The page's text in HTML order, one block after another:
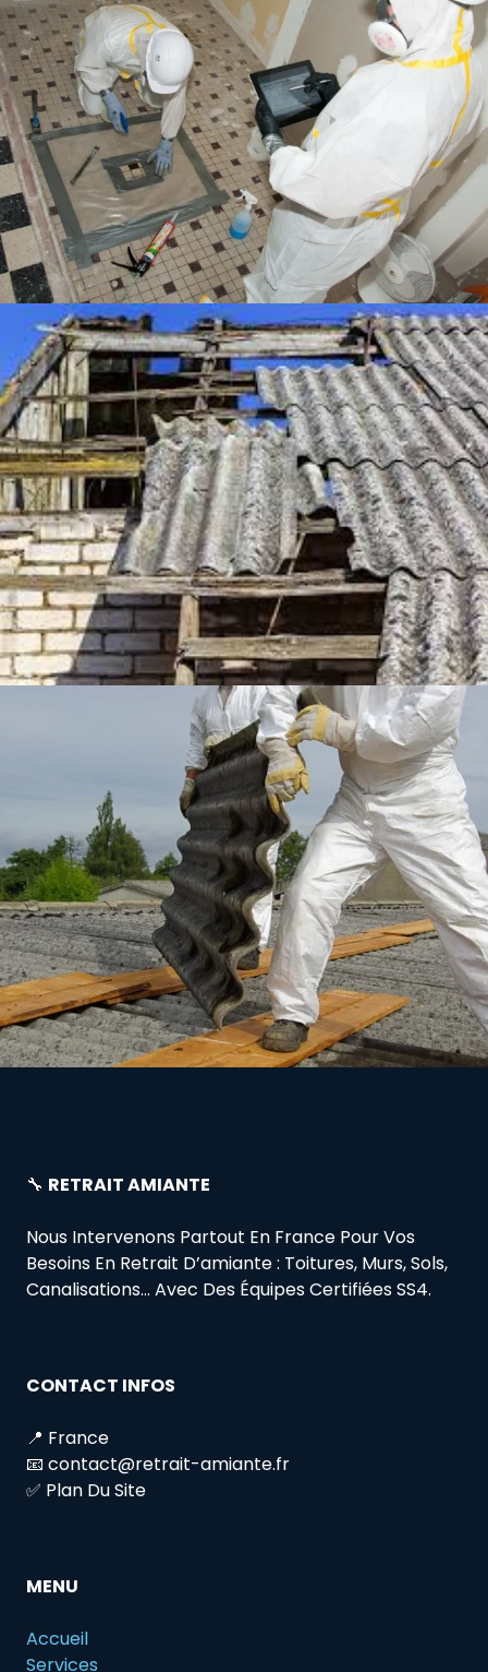
🔧 RETRAIT AMIANTE
Nous Intervenons Partout En France Pour Vos
Besoins En Retrait D’amiante : Toitures, Murs, Sols,
Canalisations… Avec Des Équipes Certifiées SS4.
CONTACT INFOS
📍 France
📧 contact@retrait-amiante.fr
✅ Plan Du Site
MENU
Accueil
Services